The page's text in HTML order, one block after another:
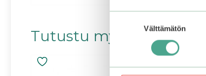
Välttämätön
Tutustu myös